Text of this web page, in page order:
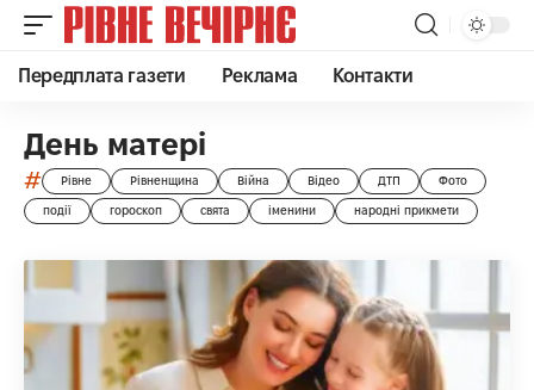
Передплата газети Реклама Контакти
День матері
# Рівне Рівненщина Війна Відео ДТП Фото
події гороскоп свята іменини народні прикмети